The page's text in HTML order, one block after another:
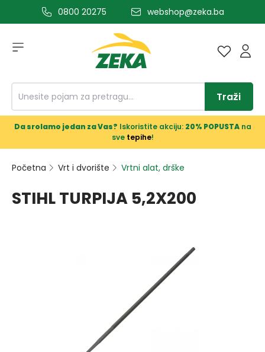
glavni sadržaj0800 20275 webshop@zeka.ba
Traži
Da srolamo jedan za Vas? Iskoristite akciju: 20% POPUSTAna
sve tepihe!
Početna Vrt i dvorište Vrtni alat, drške
STIHL TURPIJA 5,2X200